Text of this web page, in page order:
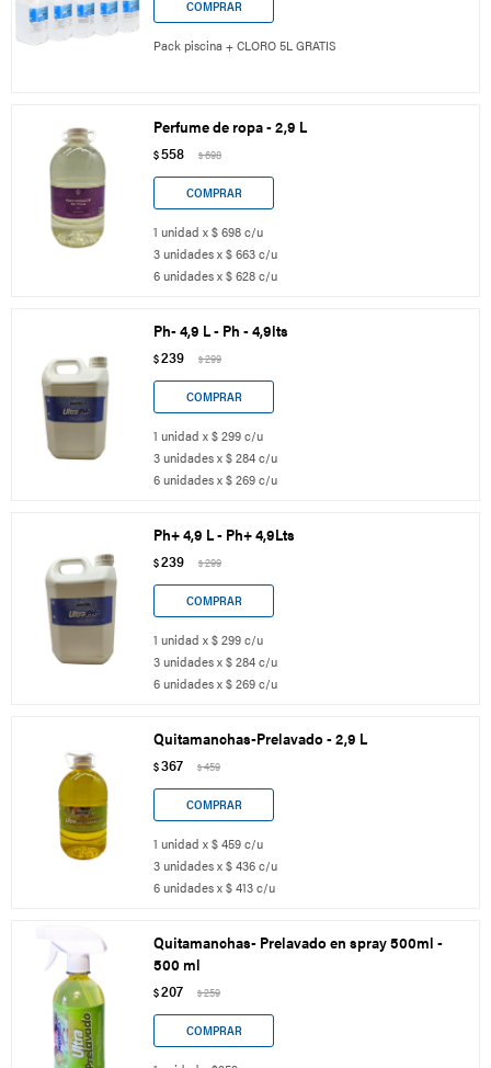
Pack piscina + CLORO 5L GRATIS
Perfume de ropa - 2,9 L
$558 $698
1 unidad x $ 698 c/u
3 unidades x $ 663 c/u
6 unidades x $ 628 c/u
Ph- 4,9 L - Ph - 4,9lts
$239 $299
1 unidad x $ 299 c/u
3 unidades x $ 284 c/u
6 unidades x $ 269 c/u
Ph+ 4,9 L - Ph+ 4,9Lts
$239 $299
1 unidad x $ 299 c/u
3 unidades x $ 284 c/u
6 unidades x $ 269 c/u
Quitamanchas-Prelavado - 2,9 L
$367 $459
1 unidad x $ 459 c/u
3 unidades x $ 436 c/u
6 unidades x $ 413 c/u
Quitamanchas- Prelavado en spray 500ml -
500 ml
$207 $259